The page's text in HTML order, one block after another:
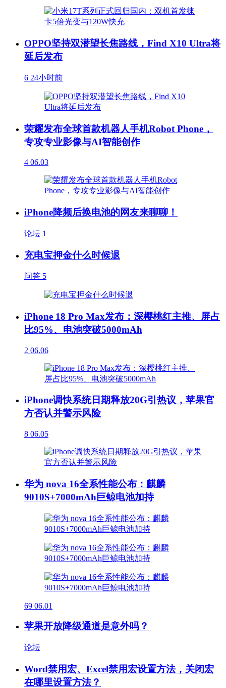
OPPO坚持双潜望长焦路线，Find X10 Ultra将
延后发布
6 24小时前
荣耀发布全球首款机器人手机Robot Phone，
专攻专业影像与AI智能创作
4 06.03
iPhone降频后换电池的网友来聊聊！
论坛 1
充电宝押金什么时候退
问答 5
iPhone 18 Pro Max发布：深樱桃红主推、屏占
比95%、电池突破5000mAh
2 06.06
iPhone调快系统日期释放20G引热议，苹果官
方否认并警示风险
8 06.05
华为 nova 16全系性能公布：麒麟
9010S+7000mAh巨鲸电池加持
69 06.01
苹果开放降级通道是意外吗？
论坛
Word禁用宏、Excel禁用宏设置方法，关闭宏
在哪里设置方法？